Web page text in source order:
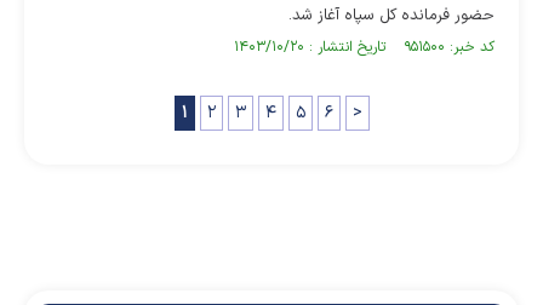
حضور فرمانده‌ کل سپاه آغاز شد.
کد خبر: ۹۵۱۵۰۰ تاریخ انتشار : ۱۴۰۳/۱۰/۲۰
۱ ۲ ۳ ۴ ۵ ۶ >